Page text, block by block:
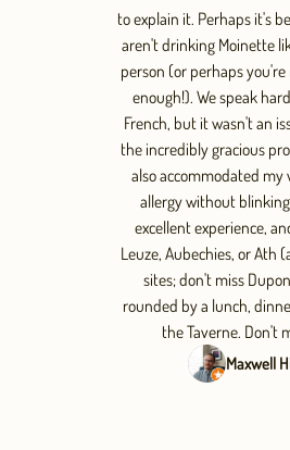
to explain it. Perhaps it's
aren't drinking Moinette
person (or perhaps
enough!). We speak
French, but it wasn't an
the incredibly gracious
also accommodated my
allergy without
excellent experience,
Leuze, Aubechies, or Ath
sites; don't miss
rounded by a lunch,
the Taverne. Don't
Maxwell